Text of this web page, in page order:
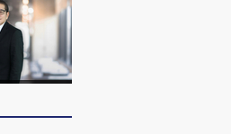
种
三对
【商旅对话】华住集团
CFO：不靠规模取胜，华
住三大增长引擎是什么？